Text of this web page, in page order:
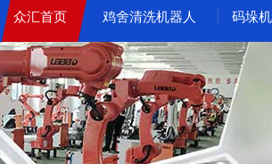
众汇首页 鸡舍清洗机器人 码垛